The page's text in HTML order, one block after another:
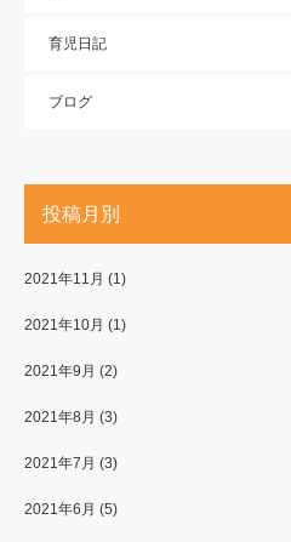
育児日記
ブログ
投稿月別
2021年11月 (1)
2021年10月 (1)
2021年9月 (2)
2021年8月 (3)
2021年7月 (3)
2021年6月 (5)